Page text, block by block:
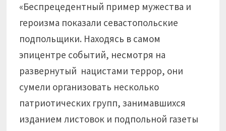
«Беспрецедентный пример мужества и
героизма показали севастопольские
подпольщики. Находясь в самом
эпицентре событий, несмотря на
развернутый нацистами террор, они
сумели организовать несколько
патриотических групп, занимавшихся
изданием листовок и подпольной газеты